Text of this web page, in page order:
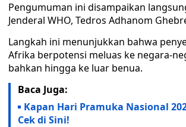
Pengumuman ini disampaikan
Jenderal WHO, Tedros Adhanom
Langkah ini menunjukkan bahwa
Afrika berpotensi meluas ke negara-
bahkan hingga ke luar benua.
Baca Juga:
Kapan Hari Pramuka Nasional
Cek di Sini!